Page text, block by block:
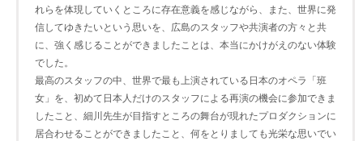
れらを体現していくところに存在意義を感じながら、また、世界に発
信してゆきたいという思いを、広島のスタッフや共演者の方々と共
に、強く感じることができましたことは、本当にかけがえのない体験
でした。
最高のスタッフの中、世界で最も上演されている日本のオペラ「班
女」を、初めて日本人だけのスタッフによる再演の機会に参加できま
したこと、細川先生が目指すところの舞台が現れたプロダクションに
居合わせることができましたこと、何をとりましても光栄な思いでい